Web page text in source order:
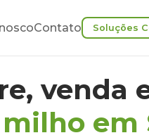
Contato Soluções
venda
em